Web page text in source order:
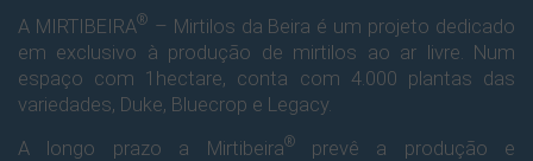
A MIRTIBEIRA® – Mirtilos da Beira é um projeto dedicado
em exclusivo à produção de mirtilos ao ar livre. Num
espaço com 1hectare, conta com 4.000 plantas das
variedades, Duke, Bluecrop e Legacy.
A longo prazo a Mirtibeira® prevê a produção e